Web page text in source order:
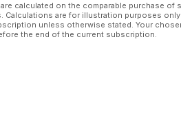
calculated on the comparable purchase
Calculations are for illustration purposes
unless otherwise stated. Your
the end of the current subscription.